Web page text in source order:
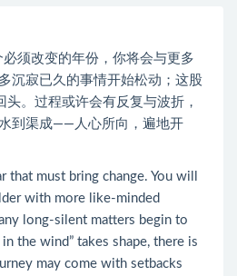
须改变的年份，你将会与更多
沉寂已久的事情开始松动；这股
头。过程或许会有反复与波折，
到渠成——人心所向，遍地开
that must bring change. You will
with more like-minded
long-silent matters begin to
the wind” takes shape, there is
may come with setbacks